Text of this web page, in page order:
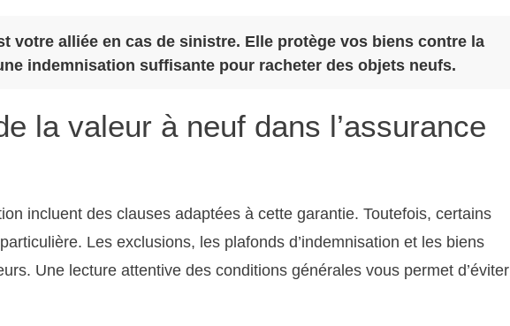
votre alliée en cas de sinistre. Elle protège vos biens contre la
indemnisation suffisante pour racheter des objets neufs.
la valeur à neuf dans l’assurance
incluent des clauses adaptées à cette garantie. Toutefois, certains
Les exclusions, les plafonds d’indemnisation et les biens
Une lecture attentive des conditions générales vous permet d’éviter